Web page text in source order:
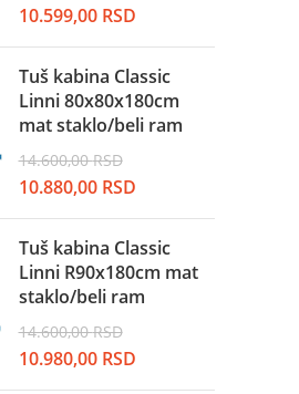
Originalna
cena
je
bila:
14.050,00 RSD.
10.599,00 RSDTrenutna
cena
je:
10.599,00 RSD.
Tuš kabina Classic
Linni 80x80x180cm
mat staklo/beli ram
14.600,00RSD
Originalna
cena
je
bila:
14.600,00 RSD.
10.880,00 RSDTrenutna
cena
je:
10.880,00 RSD.
Tuš kabina Classic
Linni R90x180cm mat
staklo/beli ram
14.600,00RSD
Originalna
cena
10.980,00 RSDTrenutna
cena